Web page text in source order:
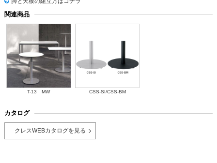
関連商品
T-13 MW CSS-SI/CSS-BM
カタログ
クレスWEBカタログを見る